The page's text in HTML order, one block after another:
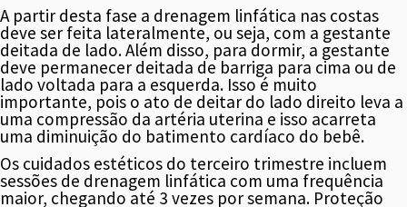
A partir desta fase a drenagem linfática nas costas
deve ser feita lateralmente, ou seja, com a gestante
deitada de lado. Além disso, para dormir, a gestante
deve permanecer deitada de barriga para cima ou de
lado voltada para a esquerda. Isso é muito
importante, pois o ato de deitar do lado direito leva a
uma compressão da artéria uterina e isso acarreta
uma diminuição do batimento cardíaco do bebê.
Os cuidados estéticos do terceiro trimestre incluem
sessões de drenagem linfática com uma frequência
maior, chegando até 3 vezes por semana. Proteção